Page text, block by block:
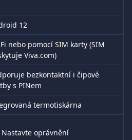
12
nebo pomocí SIM karty (SIM
Viva.com)
bezkontaktní i čipové
s PINem
termotiskárna
Nastavte oprávnění